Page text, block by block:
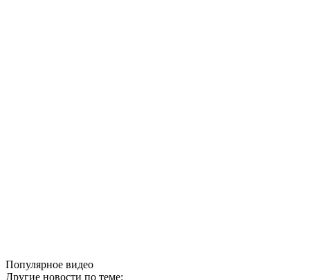
Популярное видео
Другие новости по теме: